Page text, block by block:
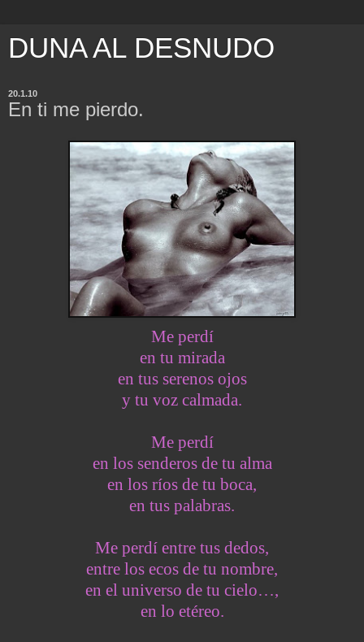
DUNA AL DESNUDO
20.1.10
En ti me pierdo.
Me perdí
en tu mirada
en tus serenos ojos
y tu voz calmada.
Me perdí
en los senderos de tu alma
en los ríos de tu boca,
en tus palabras.
Me perdí entre tus dedos,
entre los ecos de tu nombre,
en el universo de tu cielo…,
en lo etéreo.